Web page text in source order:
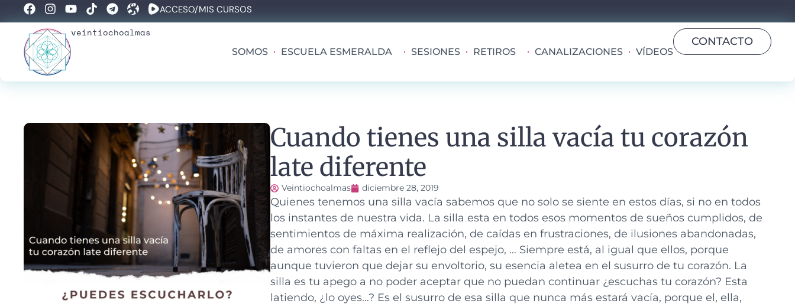
ACCESO/MIS CURSOS
veintiochoalmas
SOMOS ESCUELA ESMERALDA SESIONES RETIROS CANALIZACIONES VÍDEOS
CONTACTO
Cuando tienes una silla vacía tu corazón
late diferente
Veintiochoalmas diciembre 28, 2019
Quienes tenemos una silla vacía sabemos que no solo se siente en estos días, si no en todos
los instantes de nuestra vida. La silla esta en todos esos momentos de sueños cumplidos, de
sentimientos de máxima realización, de caídas en frustraciones, de ilusiones abandonadas,
de amores con faltas en el reflejo del espejo, … Siempre está, al igual que ellos, porque
aunque tuvieron que dejar su envoltorio, su esencia aletea en el susurro de tu corazón. La
silla es tu apego a no poder aceptar que no puedan continuar ¿escuchas tu corazón? Esta
latiendo, ¿lo oyes…? Es el susurro de esa silla que nunca más estará vacía, porque el, ella,